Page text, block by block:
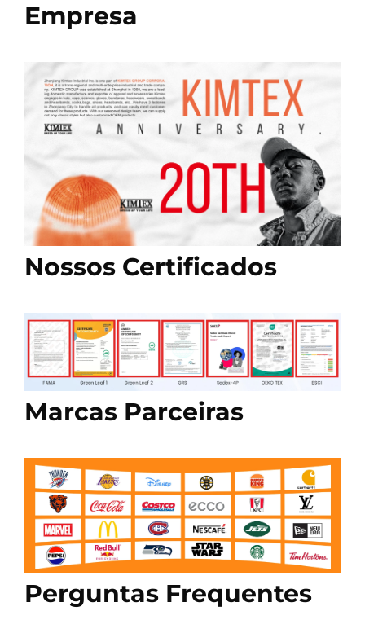
Empresa
Nossos Certificados
Marcas Parceiras
Perguntas Frequentes